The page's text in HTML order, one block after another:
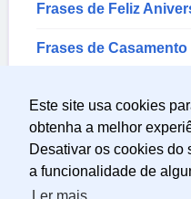
Este site usa cookies
obtenha a melhor
Desativar os cookies do
a funcionalidade de
Frases de Feliz
Frases de Casamento
Frases de Deus
Frases Catolicas